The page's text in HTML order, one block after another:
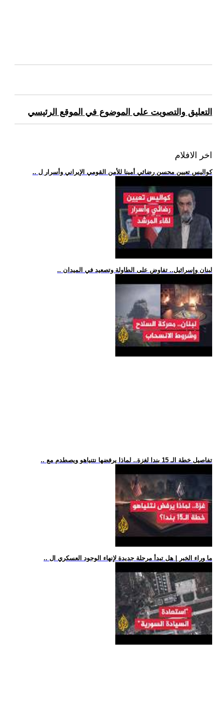
التعليق والتصويت على الموضوع في الموقع الرئيسي
اخر الافلام
.. كواليس تعيين محسن رضائي أمينا للأمن القومي الإيراني وأسرار ل
.. لبنان وإسرائيل.. تفاوض على الطاولة وتصعيد في الميدان
.. تفاصيل خطة الـ 15 بندا لغزة.. لماذا يرفضها نتنياهو ويصطدم مع
.. ما وراء الخبر | هل تبدأ مرحلة جديدة لإنهاء الوجود العسكري ال